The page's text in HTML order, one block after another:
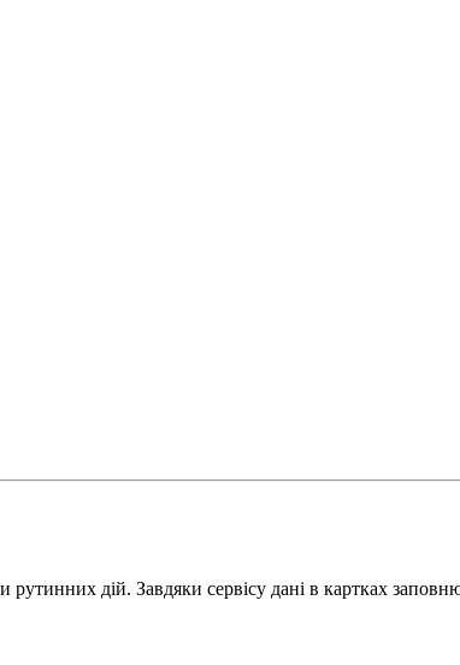
дій. Завдяки сервісу дані в картках